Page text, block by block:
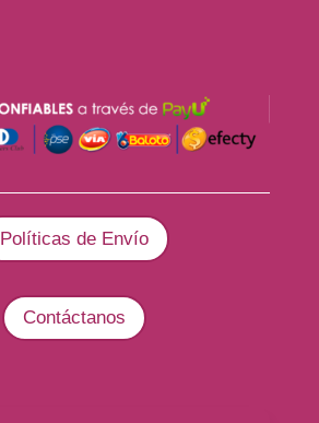
Políticas de Envío
Contáctanos